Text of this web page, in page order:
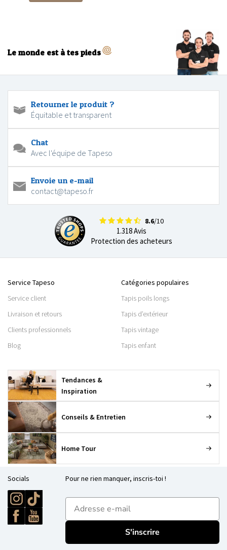
Le monde est à tes pieds
Retourner le produit ?
Équitable et transparent
Chat
Avec l'équipe de Tapeso
Envoie un e-mail
contact@tapeso.fr
8.6/10
1.318 Avis
Protection des acheteurs
Service Tapeso
Service client
Livraison et retours
Clients professionnels
Blog
Catégories populaires
Tapis poils longs
Tapis d’extérieur
Tapis vintage
Tapis enfant
Tendances &
Inspiration
Conseils & Entretien
Home Tour
Socials Pour ne rien manquer, inscris-toi !
E-mailadres
S'inscrire